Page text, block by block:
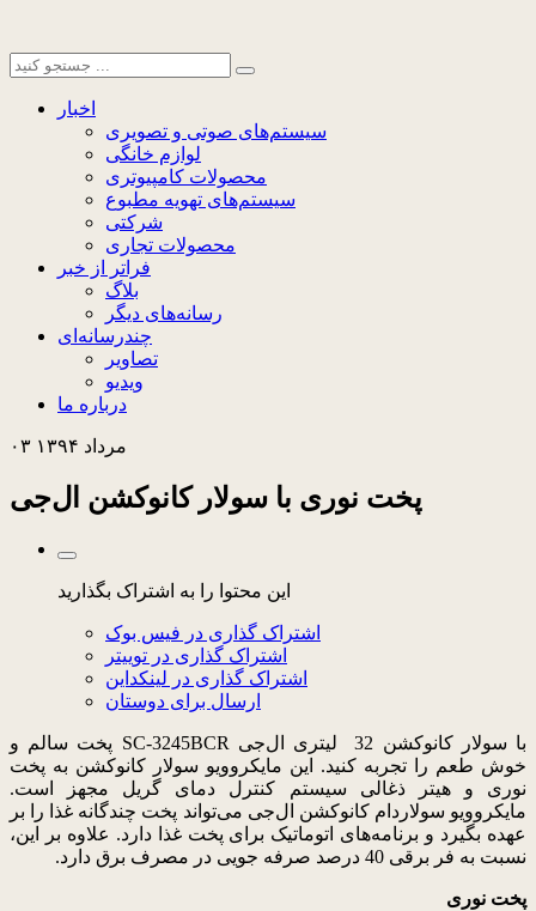
اخبار
سیستم‌های صوتی و تصویری
لوازم خانگی
محصولات کامپیوتری
سیستم‌های تهویه مطبوع
شرکتی
محصولات تجاری
فراتر از خبر
بلاگ
رسانه‌های دیگر
چندرسانه‌ای
تصاویر
ویدیو
درباره ما
۰۳ مرداد ۱۳۹۴
پخت نوری با سولار کانوکشن ال‌جی
این محتوا را به اشتراک بگذارید
اشتراک گذاری در فیس بوک
اشتراک گذاری در توییتر
اشتراک گذاری در لینکداین
ارسال برای دوستان
با سولار کانوکشن 32 لیتری ال‌جی SC-3245BCR پخت سالم و
خوش طعم را تجربه کنید.
این مایکروویو سولار کانوکشن به پخت
نوری و هیتر ذغالی سیستم کنترل دمای گریل مجهز است.
مایکروویو سولاردام کانوکشن ال‌جی می‌تواند پخت چندگانه غذا را بر
عهده بگیرد و برنامه‌های اتوماتیک برای پخت غذا دارد. علاوه بر این،
نسبت به فر برقی 40 درصد صرفه جویی در مصرف برق دارد.
پخت نوری